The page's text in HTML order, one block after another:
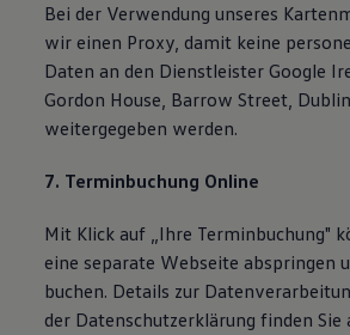
Bei der Verwendung unseres
wir einen Proxy, damit keine
Daten an den Dienstleister Google
Gordon House, Barrow Street,
weitergegeben werden.
7. Terminbuchung Online
Mit Klick auf „Ihre Terminbuchung"
eine separate Webseite abspringen
buchen. Details zur
der Datenschutzerklärung finden Sie